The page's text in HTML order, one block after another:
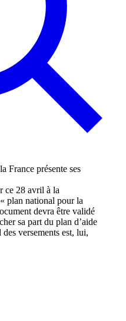
ce 28 avril à la
plan national pour la
devra être validé
sa part du plan d’aide
versements est, lui,